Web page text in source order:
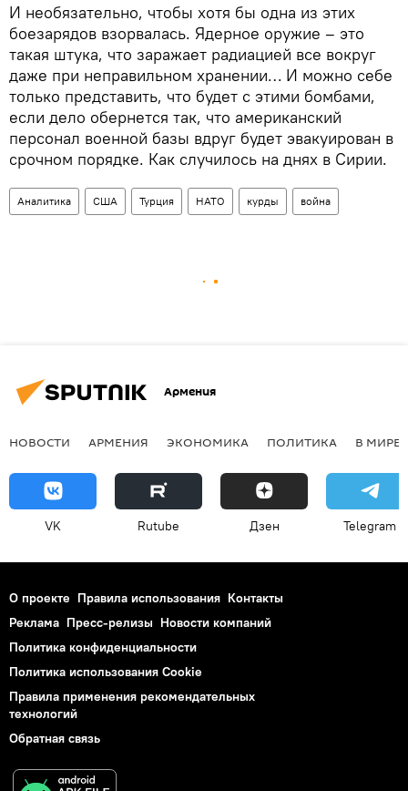
И необязательно, чтобы хотя бы одна из этих
боезарядов взорвалась. Ядерное оружие – это
такая штука, что заражает радиацией все вокруг
даже при неправильном хранении… И можно себе
только представить, что будет с этими бомбами,
если дело обернется так, что американский
персонал военной базы вдруг будет эвакуирован в
срочном порядке. Как случилось на днях в Сирии.
Аналитика США Турция НАТО курды война
Армения
НОВОСТИ АРМЕНИЯ ЭКОНОМИКА ПОЛИТИКА В МИРЕ
VK Rutube Дзен Telegram
О проекте Правила использования Контакты
Реклама Пресс-релизы Новости компаний
Политика конфиденциальности
Политика использования Cookie
Правила применения рекомендательных
технологий
Обратная связь